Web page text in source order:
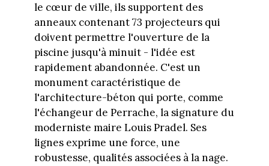
le cœur de ville, ils supportent des
anneaux contenant 73 projecteurs qui
doivent permettre l'ouverture de la
piscine jusqu'à minuit - l'idée est
rapidement abandonnée. C'est un
monument caractéristique de
l'architecture-béton qui porte, comme
l'échangeur de Perrache, la signature du
moderniste maire Louis Pradel. Ses
lignes exprime une force, une
robustesse, qualités associées à la nage.